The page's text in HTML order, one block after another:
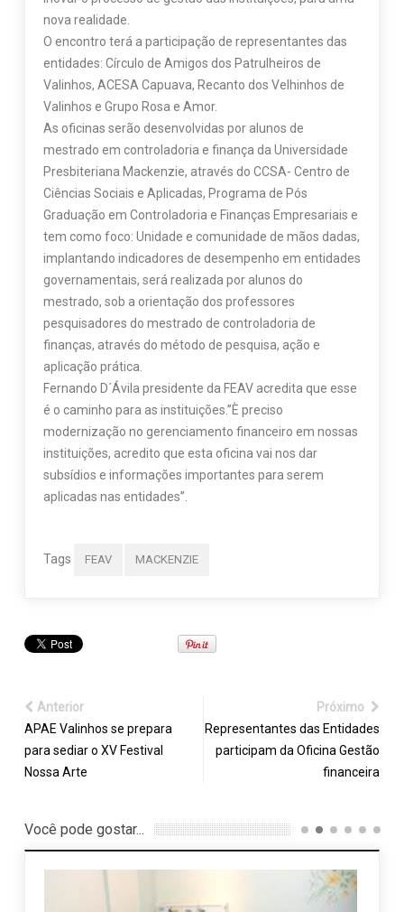
nova realidade.
O encontro terá a participação de representantes das
entidades: Círculo de Amigos dos Patrulheiros de
Valinhos, ACESA Capuava, Recanto dos Velhinhos de
Valinhos e Grupo Rosa e Amor.
As oficinas serão desenvolvidas por alunos de
mestrado em controladoria e finança da Universidade
Presbiteriana Mackenzie, através do CCSA- Centro de
Ciências Sociais e Aplicadas, Programa de Pós
Graduação em Controladoria e Finanças Empresariais e
tem como foco: Unidade e comunidade de mãos dadas,
implantando indicadores de desempenho em entidades
governamentais, será realizada por alunos do
mestrado, sob a orientação dos professores
pesquisadores do mestrado de controladoria de
finanças, através do método de pesquisa, ação e
aplicação prática.
Fernando D´Ávila presidente da FEAV acredita que esse
é o caminho para as instituições.”È preciso
modernização no gerenciamento financeiro em nossas
instituições, acredito que esta oficina vai nos dar
subsídios e informações importantes para serem
aplicadas nas entidades”.
Tags FEAV MACKENZIE
Anterior
APAE Valinhos se prepara
para sediar o XV Festival
Nossa Arte
Próximo
Representantes das Entidades
participam da Oficina Gestão
financeira
Você pode gostar...